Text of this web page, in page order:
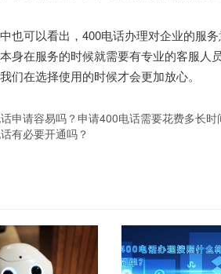
可以看出，400电话办理对企业的服务
身在服务的时候就需要有专业的客服
们在选择使用的时候才会更加放心。
申请容易吗？申请400电话需要花费多长时
有必要开通吗？